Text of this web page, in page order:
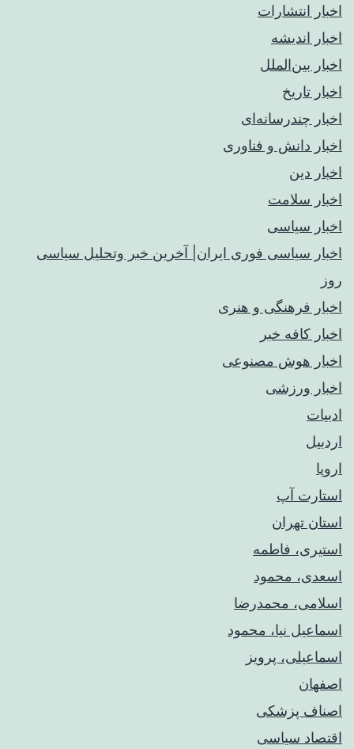
اخبار انتشارات
اخبار اندیشه
اخبار بین‌الملل
اخبار تاریخ
اخبار چندرسانه‌ای
اخبار دانش و فناوری
اخبار دین
اخبار سلامت
اخبار سیاسی
اخبار سیاسی فوری ایران| آخرین خبر وتحلیل سیاسی
روز
اخبار فرهنگی و هنری
اخبار کافه خبر
اخبار هوش مصنوعی
اخبار ورزشی
ادبیات
اردبیل
اروپا
استارت آپ
استان تهران
استیری، فاطمه
اسعدی، محمود
اسلامی، محمدرضا
اسماعیل نیا، محمود
اسماعیلی، پرویز
اصفهان
اصناف پزشکی
اقتصاد سیاسی